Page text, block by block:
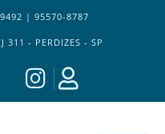
| 95570-8787
311 - PERDIZES - SP